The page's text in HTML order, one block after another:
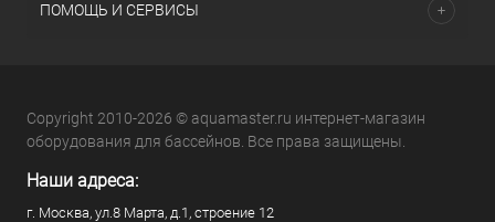
ПОМОЩЬ И СЕРВИСЫ
Copyright 2010-2026 © aquamaster.ru интернет-магазин
оборудования для бассейнов. Все права защищены.
Наши адреса:
г. Москва, ул.8 Марта, д.1, строение 12